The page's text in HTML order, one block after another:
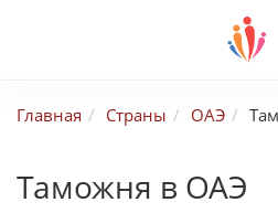
Главная Страны ОАЭ
Таможня в ОАЭ